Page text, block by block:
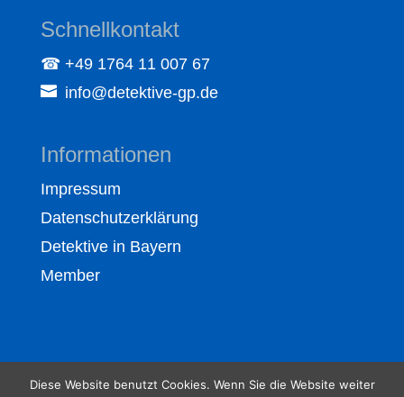
Schnellkontakt
☎ +49 1764 11 007 67
info@detektive-gp.de
Informationen
Impressum
Datenschutzerklärung
Detektive in Bayern
Member
Diese Website benutzt Cookies. Wenn Sie die Website weiter